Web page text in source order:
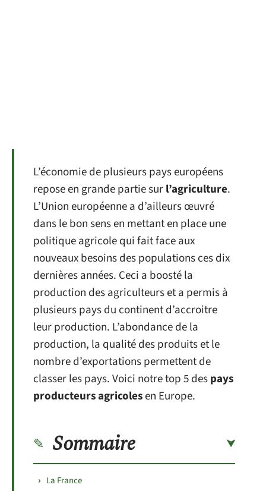
L’économie de plusieurs pays européens
repose en grande partie surl’agriculture.
L’Union européenne a d’ailleurs œuvré
dans le bon sens en mettant en place une
politique agricole qui fait face aux
nouveaux besoins des populations ces dix
dernières années. Ceci a boosté la
production des agriculteurs et a permis à
plusieurs pays du continent d’accroitre
leur production. L’abondance de la
production, la qualité des produits et le
nombre d’exportations permettent de
classer les pays. Voici notre top 5 despays
producteurs agricolesen Europe.
Sommaire
La France